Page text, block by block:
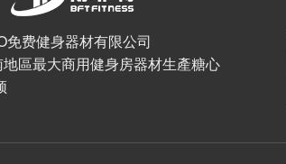
免费健身器材有限公司
最大商用健身房器材生產糖心